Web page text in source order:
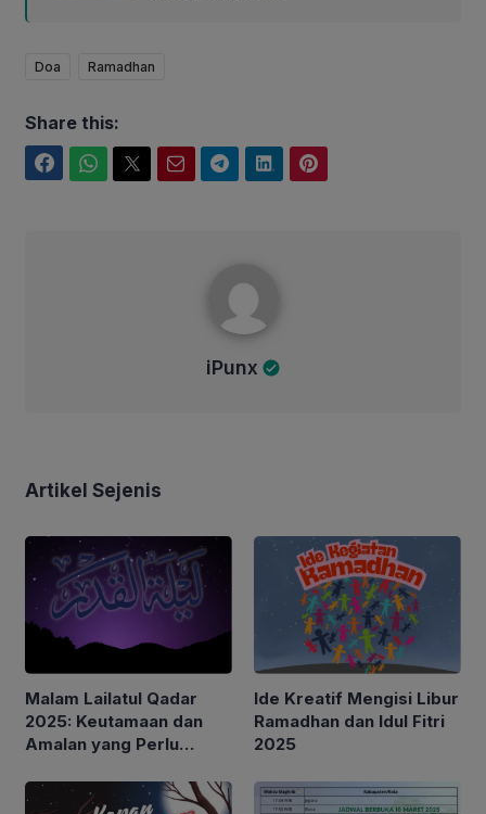
Doa Ramadhan
Share this:
iPunx
Artikel Sejenis
Malam Lailatul Qadar
2025: Keutamaan dan
Amalan yang Perlu
Ide Kreatif Mengisi Libur
Ramadhan dan Idul Fitri
2025